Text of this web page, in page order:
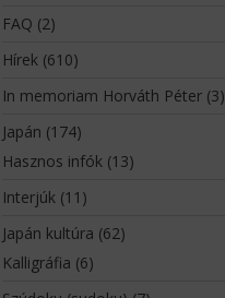
FAQ (2)
Hírek(610)
In memoriam Horváth Péter(3)
Japán (174)
Hasznos infók(13)
Interjúk(11)
Japán kultúra (62)
Kalligráfia (6)